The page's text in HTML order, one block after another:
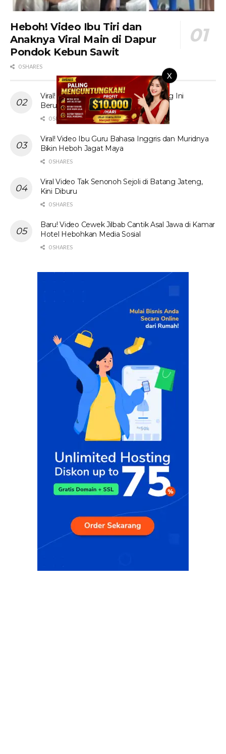
X
Heboh! Video Ibu Tiri dan
Anaknya Viral Main di Dapur
Pondok Kebun Sawit
0 SHARES
Viral! Tante Prank Ojol di Kolam Renang Ini
Berujung Tak Terduga
0 SHARES
Viral! Video Ibu Guru Bahasa Inggris dan Muridnya
Bikin Heboh Jagat Maya
0 SHARES
Viral Video Tak Senonoh Sejoli di Batang Jateng,
Kini Diburu
0 SHARES
Baru! Video Cewek Jilbab Cantik Asal Jawa di Kamar
Hotel Hebohkan Media Sosial
0 SHARES